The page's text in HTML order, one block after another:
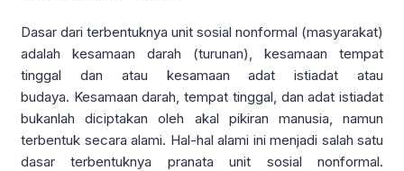
Dasar dari terbentuknya unit sosial nonformal (masyarakat)
adalah kesamaan darah (turunan), kesamaan tempat
tinggal dan atau kesamaan adat istiadat atau
budaya. Kesamaan darah, tempat tinggal, dan adat istiadat
bukanlah diciptakan oleh akal pikiran manusia, namun
terbentuk secara alami. Hal-hal alami ini menjadi salah satu
dasar terbentuknya pranata unit sosial nonformal.